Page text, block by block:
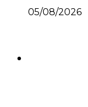
05/08/2026